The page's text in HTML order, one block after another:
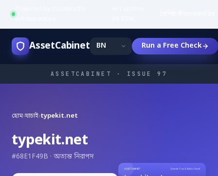
Powered by trustworthy
infrastructure
AssetCabinet Run a Free Check
ASSETCABINET · ISSUE 97
হোম›যাচাই›typekit.net
typekit.net
#68E1F49B · অত্যন্ত নিরাপদ